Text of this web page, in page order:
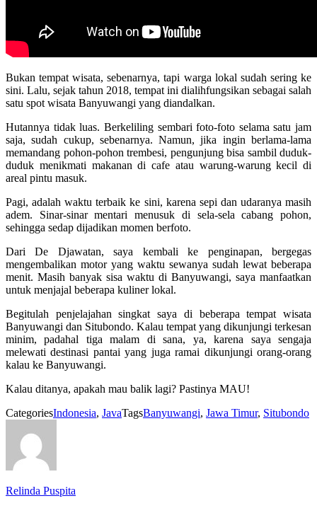
Bukan tempat wisata, sebenarnya, tapi warga lokal sudah sering ke
sini. Lalu, sejak tahun 2018, tempat ini dialihfungsikan sebagai salah
satu spot wisata Banyuwangi yang diandalkan.
Hutannya tidak luas. Berkeliling sembari foto-foto selama satu jam
saja, sudah cukup, sebenarnya. Namun, jika ingin berlama-lama
memandang pohon-pohon trembesi, pengunjung bisa sambil duduk-
duduk menikmati makanan di cafe atau warung-warung kecil di
areal pintu masuk.
Pagi, adalah waktu terbaik ke sini, karena sepi dan udaranya masih
adem. Sinar-sinar mentari menusuk di sela-sela cabang pohon,
sehingga sedap dijadikan momen berfoto.
Dari De Djawatan, saya kembali ke penginapan, bergegas
mengembalikan motor yang waktu sewanya sudah lewat beberapa
menit. Masih banyak sisa waktu di Banyuwangi, saya manfaatkan
untuk menjajal beberapa kuliner lokal.
Begitulah penjelajahan singkat saya di beberapa tempat wisata
Banyuwangi dan Situbondo. Kalau tempat yang dikunjungi terkesan
minim, padahal tiga malam di sana, ya, karena saya sengaja
melewati destinasi pantai yang juga ramai dikunjungi orang-orang
kalau ke Banyuwangi.
Kalau ditanya, apakah mau balik lagi? Pastinya MAU!
CategoriesIndonesia, JavaTagsBanyuwangi, Jawa Timur, Situbondo
Relinda Puspita